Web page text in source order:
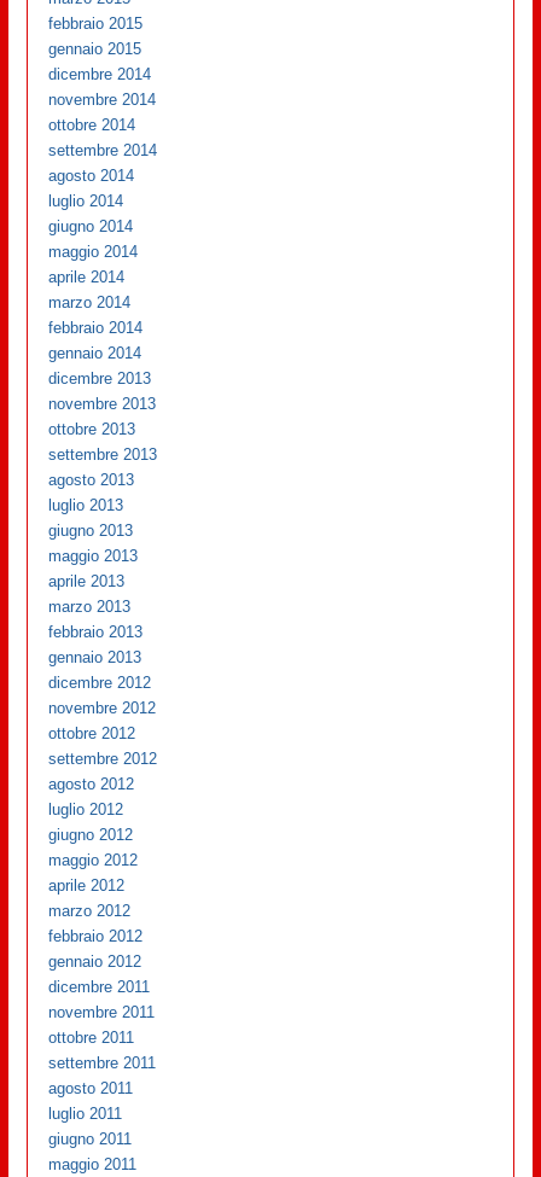
febbraio 2015
gennaio 2015
dicembre 2014
novembre 2014
ottobre 2014
settembre 2014
agosto 2014
luglio 2014
giugno 2014
maggio 2014
aprile 2014
marzo 2014
febbraio 2014
gennaio 2014
dicembre 2013
novembre 2013
ottobre 2013
settembre 2013
agosto 2013
luglio 2013
giugno 2013
maggio 2013
aprile 2013
marzo 2013
febbraio 2013
gennaio 2013
dicembre 2012
novembre 2012
ottobre 2012
settembre 2012
agosto 2012
luglio 2012
giugno 2012
maggio 2012
aprile 2012
marzo 2012
febbraio 2012
gennaio 2012
dicembre 2011
novembre 2011
ottobre 2011
settembre 2011
agosto 2011
luglio 2011
giugno 2011
maggio 2011